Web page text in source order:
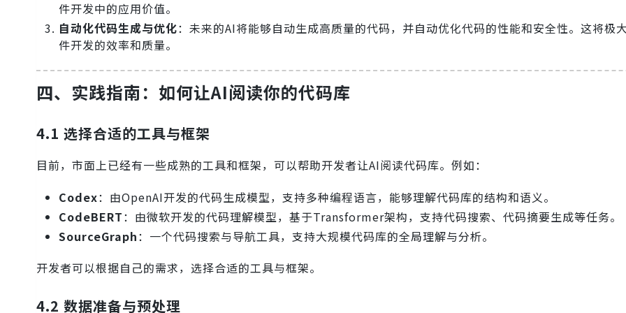
件开发中的应用价值。
自动化代码生成与优化：未来的AI将能够自动生成高质量的代码，并自动优化代码的性能和安全性。这将极
件开发的效率和质量。
四、实践指南：如何让AI阅读你的代码库
4.1 选择合适的工具与框架
目前，市面上已经有一些成熟的工具和框架，可以帮助开发者让AI阅读代码库。例如：
Codex：由OpenAI开发的代码生成模型，支持多种编程语言，能够理解代码库的结构和语义。
CodeBERT：由微软开发的代码理解模型，基于Transformer架构，支持代码搜索、代码摘要生成等任务。
SourceGraph：一个代码搜索与导航工具，支持大规模代码库的全局理解与分析。
开发者可以根据自己的需求，选择合适的工具与框架。
4.2 数据准备与预处理